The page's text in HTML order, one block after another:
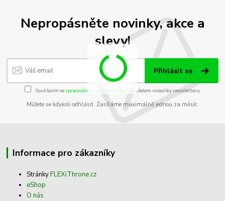
Nepropásněte novinky, akce a
slevy!
Přihlásit se
Souhlasím se zpracováním osobních údajůza účelem rozesílky newsletteru.
Můžete se kdykoli odhlásit. Zasíláme maximálně jednou za měsíc.
Informace pro zákazníky
StránkyFLEXiThrone.cz
eShop
O nás